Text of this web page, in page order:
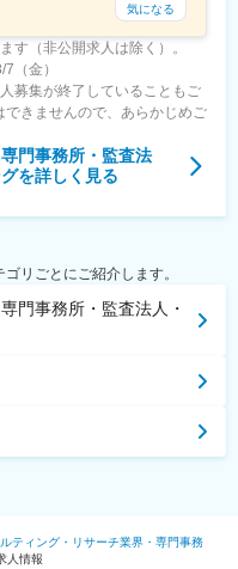
気になる
す（非公開求人は除く）。
（金）
募集が終了していることもご
きませんので、あらかじめご
門事務所・監査法
を詳しく見る
リごとにご紹介します。
門事務所・監査法人・
ティング・リサーチ業界・専門事務
人情報